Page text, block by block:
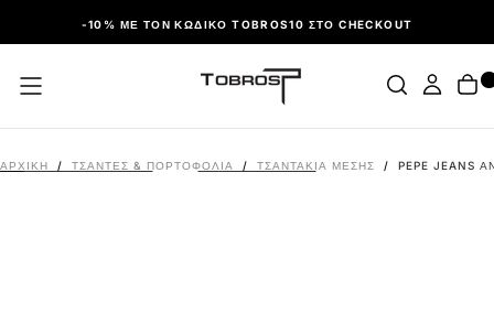
ΠΑΡΆΛΕΙΨΗ-10% ΜΕ ΤΟΝ ΚΩΔΙΚΌ TOBROS10 ΣΤΟ CHECKOUT
ΑΡΧΙΚΉ / ΤΣΑΝΤΕΣ & ΠΟΡΤΟΦΟΛΙΑ / ΤΣΑΝΤΆΚΙΑ ΜΈΣΗΣ / PEPE JEANS